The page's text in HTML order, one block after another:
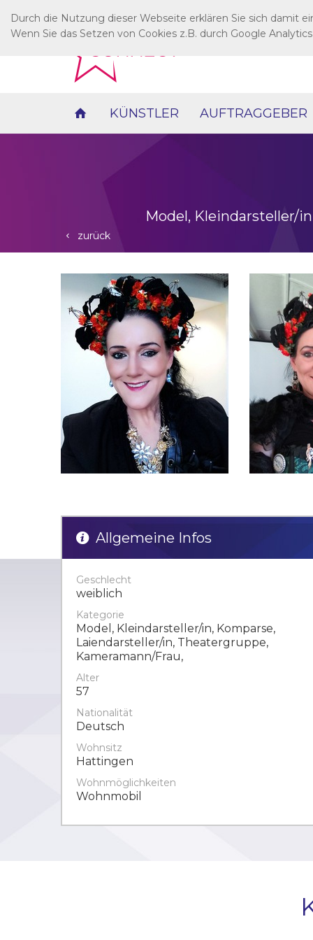
KÜNSTLER AUFTRAGGEBER
zurück
Model, Kleindarsteller/
Allgemeine Infos
Geschlecht
weiblich
Kategorie
Model, Kleindarsteller/in, Komparse,
Laiendarsteller/in, Theatergruppe,
Kameramann/Frau,
Alter
57
Nationalität
Deutsch
Wohnsitz
Hattingen
Wohnmöglichkeiten
Wohnmobil
Durch die Nutzung dieser Webseite erklären Sie sich damit
Wenn Sie das Setzen von Cookies z.B. durch Google